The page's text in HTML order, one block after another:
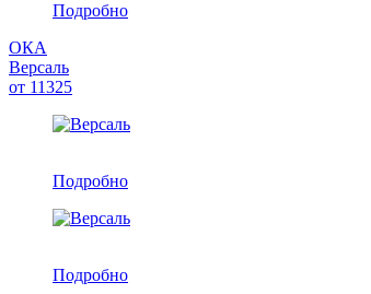
Подробно
ОКА
Версаль
от 11325
Подробно
Подробно